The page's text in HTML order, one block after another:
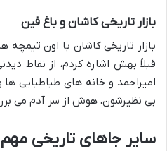
بازار تاریخی کاشان و باغ فین
بازار تاریخی کاشان با اون تیمچه
قبلاً بهش اشاره کردم، از نقاط
امیراحمد و خانه های طباطبایی
بی نظیرشون، هوش از سر آدم می
سایر جاهای تاریخی